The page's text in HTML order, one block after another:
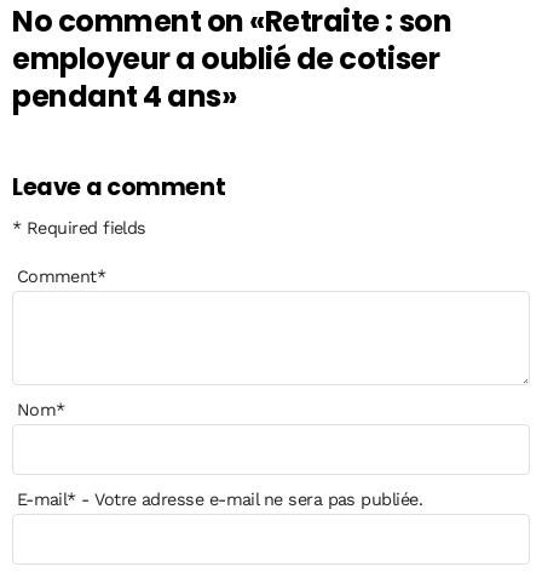
No comment on«Retraite : son
employeur a oublié de cotiser
pendant 4 ans»
Leave a comment
* Required fields
Comment*
Nom*
E-mail*- Votre adresse e-mail ne sera pas publiée.